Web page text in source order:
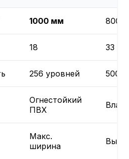
1000 мм 800
18 33
256 уровней 500
Огнестойкий
ПВХ
Макс.
ширина